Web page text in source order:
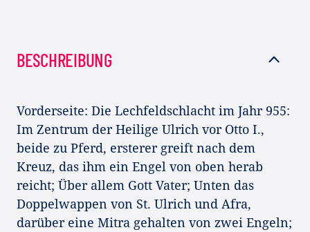
BESCHREIBUNG
Vorderseite: Die Lechfeldschlacht im Jahr 955:
Im Zentrum der Heilige Ulrich vor Otto I.,
beide zu Pferd, ersterer greift nach dem
Kreuz, das ihm ein Engel von oben herab
reicht; Über allem Gott Vater; Unten das
Doppelwappen von St. Ulrich und Afra,
darüber eine Mitra gehalten von zwei Engeln;